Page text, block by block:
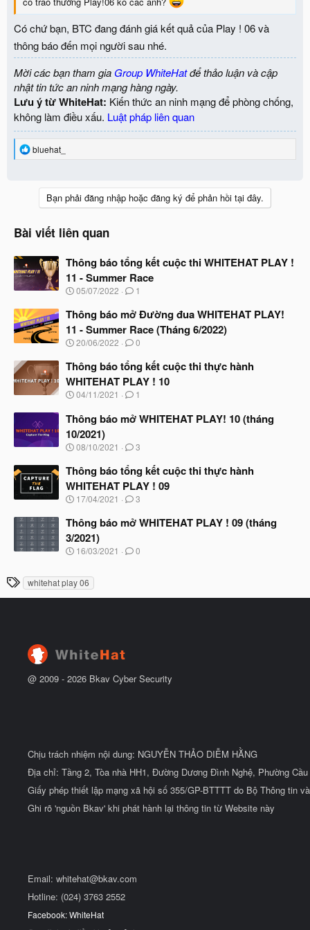
Có chứ bạn, BTC đang đánh giá kết quả của Play ! 06 và
thông báo đến mọi người sau nhé.
Mời các bạn tham gia Group WhiteHatđể thảo luận và cập
nhật tin tức an ninh mạng hàng ngày.
Lưu ý từ WhiteHat: Kiến thức an ninh mạng để phòng chống,
không làm điều xấu. Luật pháp liên quan
R
bluehat_
Bạn phải đăng nhập hoặc đăng ký để phản hồi tại đây.
Bài viết liên quan
Thông báo tổng kết cuộc thi WHITEHAT PLAY !
11 - Summer Race
N
à
b
ắ
đ
ầ
u
05/07/2022 1
Thông báo mở Đường đua WHITEHAT PLAY!
11 - Summer Race (Tháng 6/2022)
N
à
b
ắ
đ
ầ
u
20/06/2022 0
Thông báo tổng kết cuộc thi thực hành
WHITEHAT PLAY ! 10
N
à
y
b
ắ
đ
ầ
u
04/11/2021 1
Thông báo mở WHITEHAT PLAY! 10 (tháng
10/2021)
N
à
b
ắ
đ
ầ
u
08/10/2021 3
Thông báo tổng kết cuộc thi thực hành
WHITEHAT PLAY ! 09
N
à
b
ắ
đ
ầ
u
17/04/2021 3
Thông báo mở WHITEHAT PLAY ! 09 (tháng
3/2021)
N
y
u
16/03/2021 0
T
h
whitehat play 06
@ 2009 - 2026 Bkav Cyber Security
Chịu trách nhiệm nội dung: NGUYỄN THẢO DIỄM HẰNG
Địa chỉ: Tầng 2, Tòa nhà HH1, Đường Dương Đình Nghệ, Phường
Giấy phép thiết lập mạng xã hội số 355/GP-BTTTT do Bộ Thông tin
Ghi rõ 'nguồn Bkav' khi phát hành lại thông tin từ Website này
Email: whitehat@bkav.com
Hotline: (024) 3763 2552
Facebook: WhiteHat